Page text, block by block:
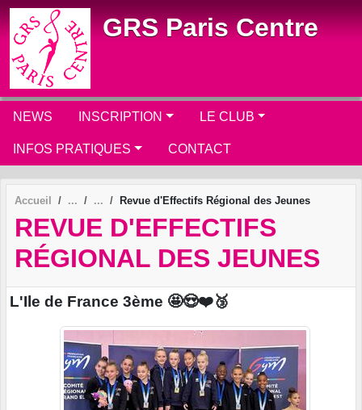
GRS Paris Centre
NEWS INSCRIPTION LE CLUB
INFOS PRATIQUES CONTACT
Accueil Revue d'Effectifs Régional des Jeunes
REVUE D'EFFECTIFS
RÉGIONAL DES JEUNES
L'Ile de France 3ème 🤩😍❤️🥉
Panneau de gestion des cookies